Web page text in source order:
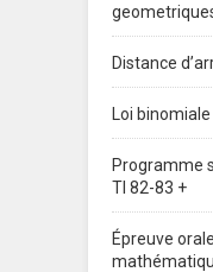
Distance
Loi
Programme
TI 82-83 +
Épreuve